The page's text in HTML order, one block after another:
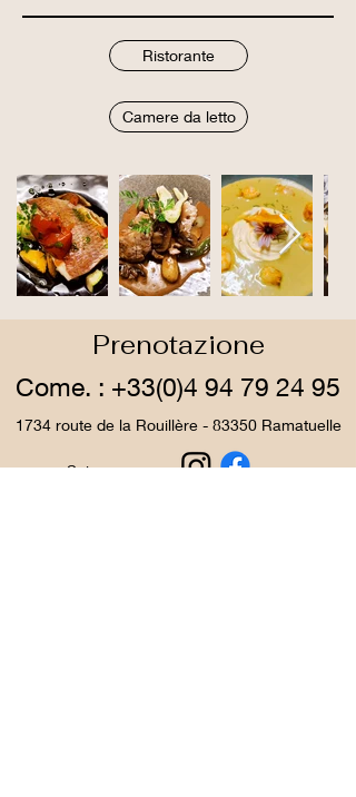
Ristorante
Camere da letto
Prenotazione
Come. : +33(0)4 94 79 24 95
1734 route de la Rouillère - 83350 Ramatuelle
Suivez nous: